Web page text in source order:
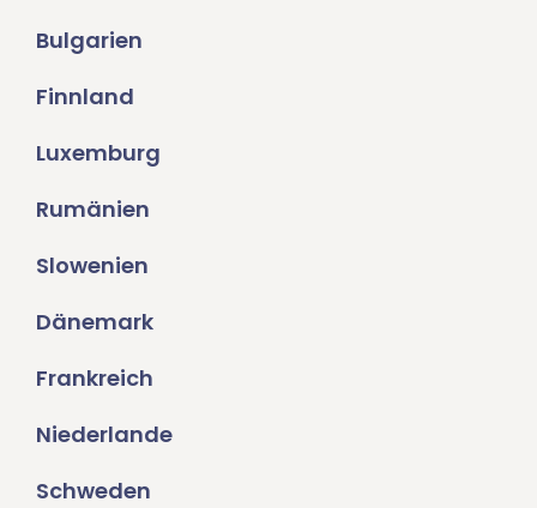
Bulgarien
Finnland
Luxemburg
Rumänien
Slowenien
Dänemark
Frankreich
Niederlande
Schweden